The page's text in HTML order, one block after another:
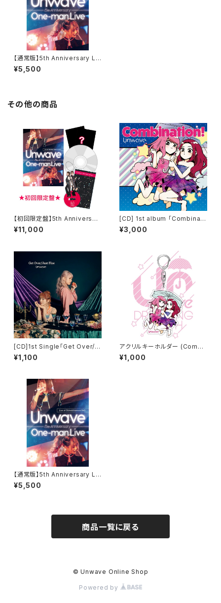
【通常版】5th Anniversary LI
VE DVD
¥5,500
その他の商品
【初回限定盤】5th Anniversar
y LIVE DVD
¥11,000
[CD] 1st album 「Combinati
on!」
¥3,000
[CD]1st Single「Get Over/J
ust Fine」
¥1,100
アクリルキーホルダー (Combi
nation! Jacket ver.) - DREA
MING MATCH -
¥1,000
【通常版】5th Anniversary LI
VE DVD
¥5,500
商品一覧に戻る
© Unwave Online Shop
Powered by